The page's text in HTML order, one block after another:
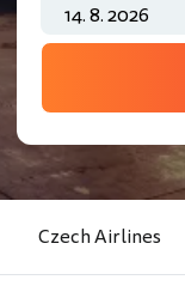
Czech Airlines